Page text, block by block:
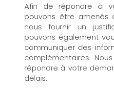
Afin de répondre à
pouvons être amenés
nous fournir un
pouvons également
communiquer des
complémentaires.
répondre à votre
délais.